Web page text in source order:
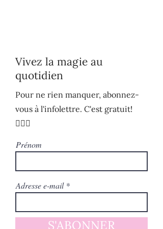
Vivez la magie au
quotidien
Pour ne rien manquer, abonnez-
vous à l'infolettre. C'est gratuit!
🧚🏻‍♀️
Prénom
Adresse e-mail
S'ABONNER